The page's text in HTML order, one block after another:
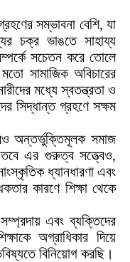
সম্ভাবনা বেশি, যা
চক্র ভাঙতে সাহায্য
সচেতন করে তোলে
সামাজিক অবিচারের
মধ্যে স্বতন্ত্রতা ও
সিদ্ধান্ত গ্রহণে সক্ষম
অন্তর্ভুক্তিমূলক সমাজ
এর গুরুত্ব সত্ত্বেও,
ধ্যানধারণা এবং
কারণে শিক্ষা থেকে
এবং ব্যক্তিদের
অগ্রাধিকার দিয়ে
বিনিয়োগ করছি।